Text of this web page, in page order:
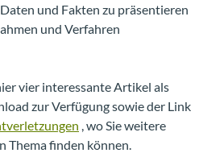
und Fakten zu präsentieren
und Verfahren
vier interessante Artikel als
zur Verfügung sowie der Link
, wo Sie weitere
Thema finden können.